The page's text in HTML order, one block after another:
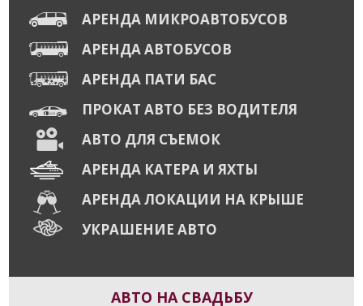
АРЕНДА МИКРОАВТОБУСОВ
АРЕНДА АВТОБУСОВ
АРЕНДА ПАТИ БАС
ПРОКАТ АВТО БЕЗ ВОДИТЕЛЯ
АВТО ДЛЯ СЪЕМОК
АРЕНДА КАТЕРА И ЯХТЫ
АРЕНДА ЛОКАЦИИ НА КРЫШЕ
УКРАШЕНИЕ АВТО
АВТО НА СВАДЬБУ